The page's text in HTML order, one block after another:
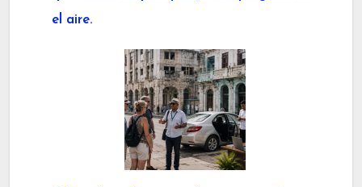
el aire.